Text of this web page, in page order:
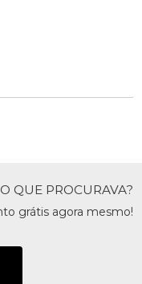
QUE PROCURAVA?
grátis agora mesmo!